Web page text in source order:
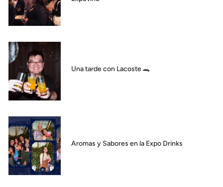
Una tarde con Lacoste 🐊
Aromas y Sabores en la Expo Drinks